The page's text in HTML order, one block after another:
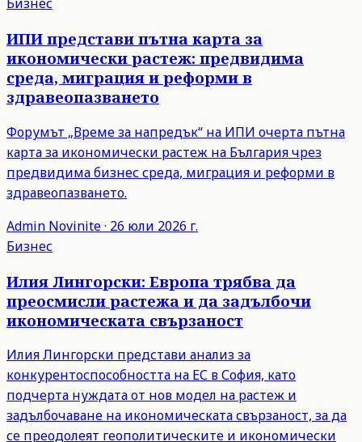
Бизнес
ИПИ представи пътна карта за
икономически растеж: предвидима
среда, миграция и реформи в
здравеопазването
Форумът „Време за напредък“ на ИПИ очерта пътна
карта за икономически растеж на България чрез
предвидима бизнес среда, миграция и реформи в
здравеопазването.
Admin Novinite· 26 юли 2026 г.
Бизнес
Илия Лингорски: Европа трябва да
преосмисли растежа и да задълбочи
икономическата свързаност
Илия Лингорски представи анализ за
конкурентоспособността на ЕС в София, като
подчерта нуждата от нов модел на растеж и
задълбочаване на икономическата свързаност, за да
се преодолеят геополитическите и икономически